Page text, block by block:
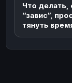
Что делать,
“завис”,
тянуть